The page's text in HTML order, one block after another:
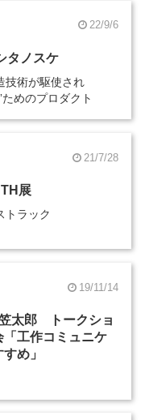
22/9/6
タノスケ
技術が駆使され
ためのプロダクト
21/7/28
展
トラック
19/11/14
太郎 トークショ
「工作コミュニケ
め」